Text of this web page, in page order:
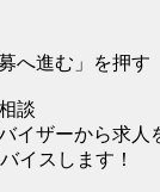
へ進む」を押す
談
イザーから求人
イスします！